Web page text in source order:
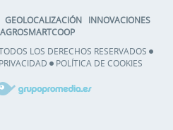
GEOLOCALIZACIÓN
INNOVACIONES
AGROSMARTCOOP
LOS DERECHOS RESERVADOS
POLÍTICA DE COOKIES